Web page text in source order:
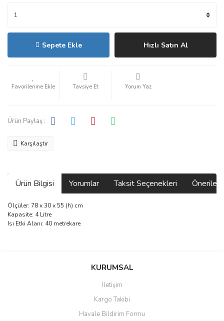
Sepete Ekle Hızlı Satın Al
Tavsiye Et Yorum Yaz
Ürün Paylaş :
Karşılaştır
Ürün Bilgisi Yorumlar Taksit Seçenekleri
Ölçüler: 78 x 30 x 55 (h) cm
Kapasite: 4 Litre
Isı Etki Alanı: 40 metrekare
Bu ürüne ilk yorumu siz yapın!
Ürün resmi kalitesiz, bozuk veya görüntülenemiyor.
Ürün açıklamasında eksik bilgiler bulunuyor.
KURUMSAL
İletişim
Kargo Takibi
Havale Bildirim Formu